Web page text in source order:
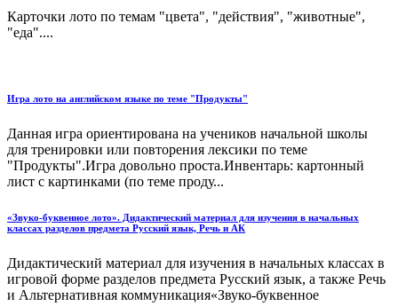
Карточки лото по темам "цвета", "действия", "животные",
"еда"....
Игра лото на английском языке по теме "Продукты"
Данная игра ориентирована на учеников начальной школы
для тренировки или повторения лексики по теме
"Продукты".Игра довольно проста.Инвентарь: картонный
лист с картинками (по теме проду...
«Звуко-буквенное лото». Дидактический материал для изучения в начальных
классах разделов предмета Русский язык, Речь и АК
Дидактический материал для изучения в начальных классах в
игровой форме разделов предмета Русский язык, а также Речь
и Альтернативная коммуникация«Звуко-буквенное